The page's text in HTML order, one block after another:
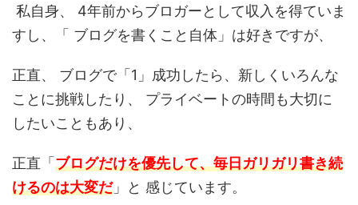
私自身、 4年前からブロガーとして収入を得ていま
すし、「 ブログを書くこと自体」は好きですが、
正直、 ブログで「1」成功したら、新しくいろんな
ことに挑戦したり、 プライベートの時間も大切に
したいこともあり、
正直「 ブログだけを優先して、毎日ガリガリ書き続
けるのは大変だ」と 感じています。